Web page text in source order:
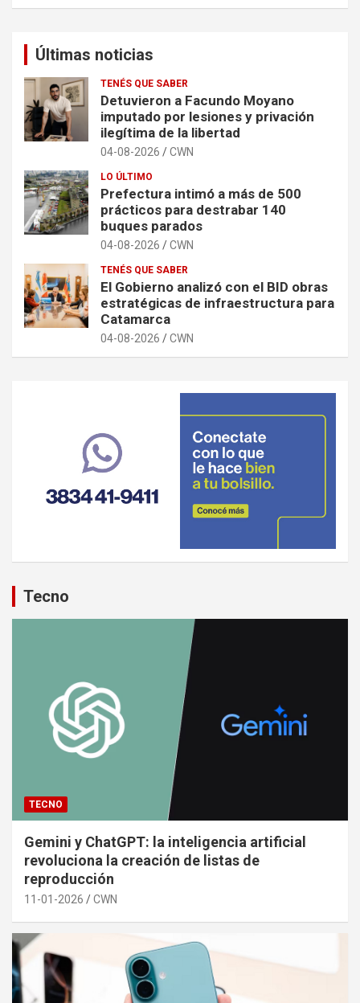
Últimas noticias
TENÉS QUE SABER
Detuvieron a Facundo Moyano
imputado por lesiones y privación
ilegítima de la libertad
04-08-2026 CWN
LO ÚLTIMO
Prefectura intimó a más de 500
prácticos para destrabar 140
buques parados
04-08-2026 CWN
TENÉS QUE SABER
El Gobierno analizó con el BID obras
estratégicas de infraestructura para
Catamarca
04-08-2026 CWN
Tecno
TECNO
Gemini y ChatGPT: la inteligencia artificial
revoluciona la creación de listas de
reproducción
11-01-2026 CWN